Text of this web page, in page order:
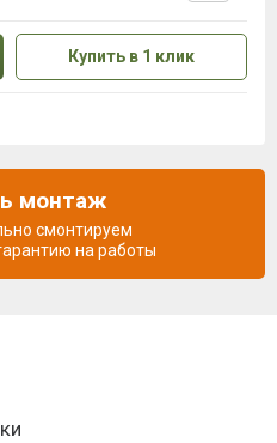
Купить в 1 клик
монтаж
смонтируем
на работы